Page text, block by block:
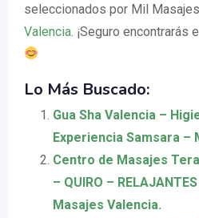
seleccionados por Mil
Valencia . ¡Seguro
Lo Más Buscado:
Gua Sha Valencia –
Experiencia Samsara –
Centro de Masajes
– QUIRO –
Masajes Valencia.